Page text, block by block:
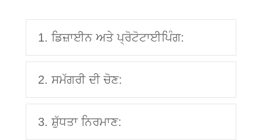
1. ਡਿਜ਼ਾਈਨ ਅਤੇ ਪ੍ਰੋਟੋਟਾਈਪਿੰਗ:
2. ਸਮੱਗਰੀ ਦੀ ਚੋਣ:
3. ਸ਼ੁੱਧਤਾ ਨਿਰਮਾਣ: